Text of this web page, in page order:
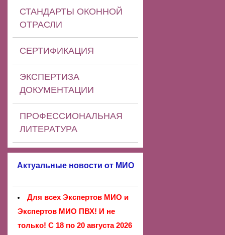
СТАНДАРТЫ ОКОННОЙ
ОТРАСЛИ
СЕРТИФИКАЦИЯ
ЭКСПЕРТИЗА
ДОКУМЕНТАЦИИ
ПРОФЕССИОНАЛЬНАЯ
ЛИТЕРАТУРА
Актуальные новости от МИО
Для всех Экспертов МИО и
Экспертов МИО ПВХ! И не
только! С 18 по 20 августа 2026